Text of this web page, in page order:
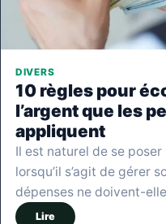
DIVERS
10 règles pour
l’argent que les
appliquent
Il est naturel de se
lorsqu’il s’agit de gérer
dépenses ne doivent-
Lire